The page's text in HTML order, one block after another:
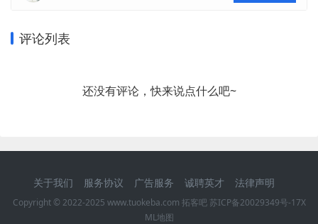
评论列表
还没有评论，快来说点什么吧~
关于我们 服务协议 广告服务 诚聘英才 法律声明
Copyright © 2022-2025 www.tuokeba.com 拓客吧 苏ICP备20029349号-17X
ML地图